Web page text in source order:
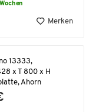
Merken
13333,
x T 800 x H
Ahorn